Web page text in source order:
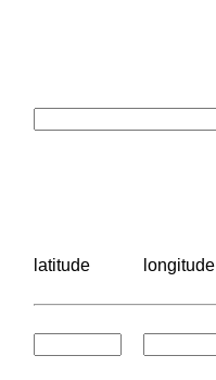
latitude longitude